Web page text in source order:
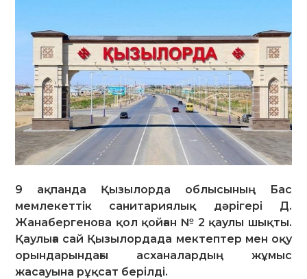
9 ақпанда Қызылорда облысының Бас
мемлекеттік санитариялық дәрігері Д.
Жанабергенова қол қойған № 2 қаулы шықты.
Қаулыға сай Қызылордада мектептер мен оқу
орындарындағы асханалардың жұмыс
жасауына рұқсат берілді.